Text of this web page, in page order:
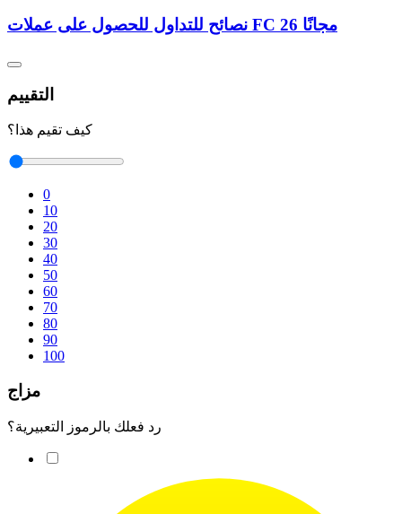
نصائح للتداول للحصول على عملات FC 26 مجانًا
التقييم
كيف تقيم هذا؟
0
10
20
30
40
50
60
70
80
90
100
مزاج
رد فعلك بالرموز التعبيرية؟